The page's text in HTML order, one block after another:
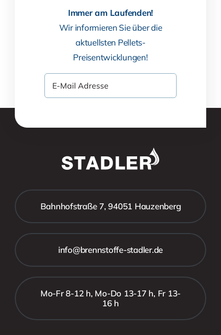
Immer am Laufenden!
Wir informieren Sie über die
aktuellsten Pellets-
Preisentwicklungen!
Bahnhofstraße 7, 94051 Hauzenberg
info@brennstoffe-stadler.de
Mo-Fr 8-12 h, Mo-Do 13-17 h, Fr 13-
16 h